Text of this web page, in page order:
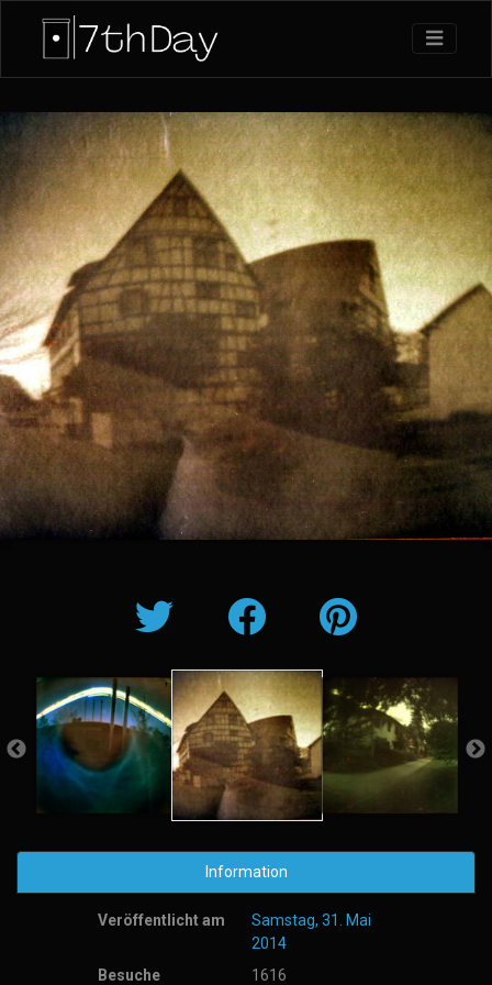
Information
Veröffentlicht am
Samstag, 31. Mai
2014
Besuche
1616